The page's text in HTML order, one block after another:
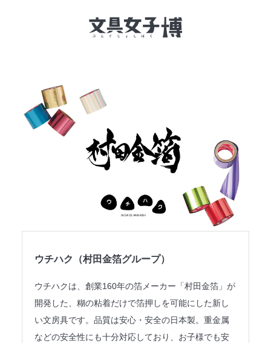
NEWS
文具女子アワード
アイデアコンペ
レポート
法人のみなさまへ
SHARE ME!
ウチハク（村田金箔グループ）
ウチハクは、創業160年の箔メーカー「村田金箔」が
開発した、糊の粘着だけで箔押しを可能にした新し
い文房具です。品質は安心・安全の日本製。重金属
などの安全性にも十分対応しており、お子様でも安